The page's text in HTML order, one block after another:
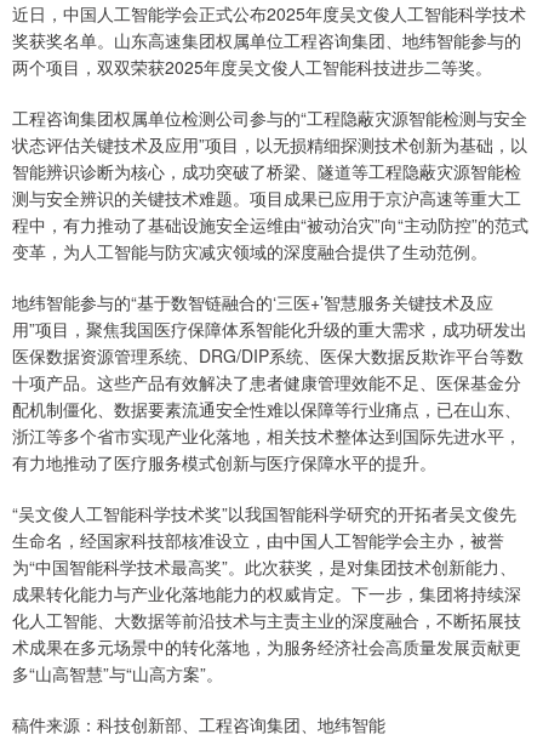
近日，中国人工智能学会正式公布2025年度吴文俊人工智能科学技术
奖获奖名单。山东高速集团权属单位工程咨询集团、地纬智能参与的
两个项目，双双荣获2025年度吴文俊人工智能科技进步二等奖。
工程咨询集团权属单位检测公司参与的“工程隐蔽灾源智能检测与安全
状态评估关键技术及应用”项目，以无损精细探测技术创新为基础，以
智能辨识诊断为核心，成功突破了桥梁、隧道等工程隐蔽灾源智能检
测与安全辨识的关键技术难题。项目成果已应用于京沪高速等重大工
程中，有力推动了基础设施安全运维由“被动治灾”向“主动防控”的范式
变革，为人工智能与防灾减灾领域的深度融合提供了生动范例。
地纬智能参与的“基于数智链融合的‘三医+’智慧服务关键技术及应
用”项目，聚焦我国医疗保障体系智能化升级的重大需求，成功研发出
医保数据资源管理系统、DRG/DIP系统、医保大数据反欺诈平台等数
十项产品。这些产品有效解决了患者健康管理效能不足、医保基金分
配机制僵化、数据要素流通安全性难以保障等行业痛点，已在山东、
浙江等多个省市实现产业化落地，相关技术整体达到国际先进水平，
有力地推动了医疗服务模式创新与医疗保障水平的提升。
“吴文俊人工智能科学技术奖”以我国智能科学研究的开拓者吴文俊先
生命名，经国家科技部核准设立，由中国人工智能学会主办，被誉
为“中国智能科学技术最高奖”。此次获奖，是对集团技术创新能力、
成果转化能力与产业化落地能力的权威肯定。下一步，集团将持续深
化人工智能、大数据等前沿技术与主责主业的深度融合，不断拓展技
术成果在多元场景中的转化落地，为服务经济社会高质量发展贡献更
多“山高智慧”与“山高方案”。
稿件来源：科技创新部、工程咨询集团、地纬智能